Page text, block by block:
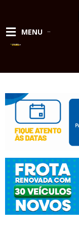
conteúdo
MENU